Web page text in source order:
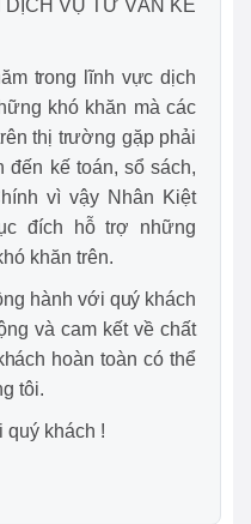
DỊCH VỤ TƯ VẤN KẾ
trong lĩnh vực dịch
khó khăn mà các
thị trường gặp phải
kế toán, sổ sách,
vì vậy Nhân Kiệt
đích hỗ trợ những
khăn trên.
hành với quý khách
và cam kết về chất
hoàn toàn có thể
tôi.
quý khách !